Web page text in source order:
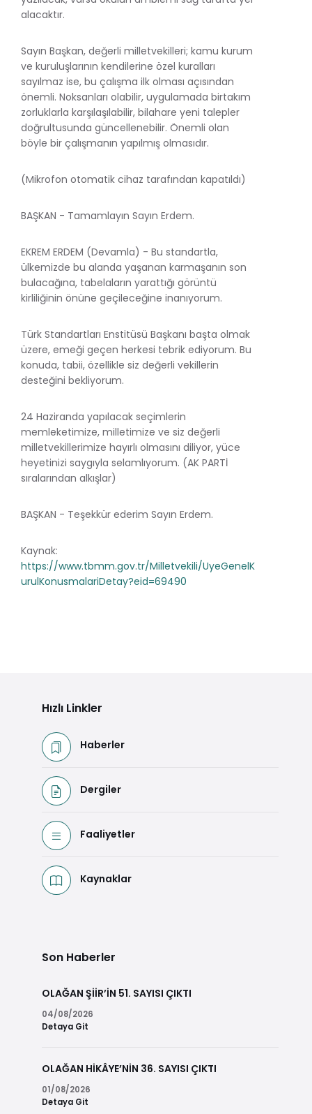
alacaktır.
Sayın Başkan, değerli milletvekilleri; kamu kurum
ve kuruluşlarının kendilerine özel kuralları
sayılmaz ise, bu çalışma ilk olması açısından
önemli. Noksanları olabilir, uygulamada birtakım
zorluklarla karşılaşılabilir, bilahare yeni talepler
doğrultusunda güncellenebilir. Önemli olan
böyle bir çalışmanın yapılmış olmasıdır.
(Mikrofon otomatik cihaz tarafından kapatıldı)
BAŞKAN - Tamamlayın Sayın Erdem.
EKREM ERDEM (Devamla) - Bu standartla,
ülkemizde bu alanda yaşanan karmaşanın son
bulacağına, tabelaların yarattığı görüntü
kirliliğinin önüne geçileceğine inanıyorum.
Türk Standartları Enstitüsü Başkanı başta olmak
üzere, emeği geçen herkesi tebrik ediyorum. Bu
konuda, tabii, özellikle siz değerli vekillerin
desteğini bekliyorum.
24 Haziranda yapılacak seçimlerin
memleketimize, milletimize ve siz değerli
milletvekillerimize hayırlı olmasını diliyor, yüce
heyetinizi saygıyla selamlıyorum. (AK PARTİ
sıralarından alkışlar)
BAŞKAN - Teşekkür ederim Sayın Erdem.
Kaynak:
https://www.tbmm.gov.tr/Milletvekili/UyeGenelK
urulKonusmalariDetay?eid=69490
Hızlı Linkler
Haberler
Dergiler
Faaliyetler
Kaynaklar
Son Haberler
OLAĞAN ŞİİR’İN 51. SAYISI ÇIKTI
04/08/2026
Detaya Git
OLAĞAN HİKÂYE’NİN 36. SAYISI ÇIKTI
01/08/2026
Detaya Git